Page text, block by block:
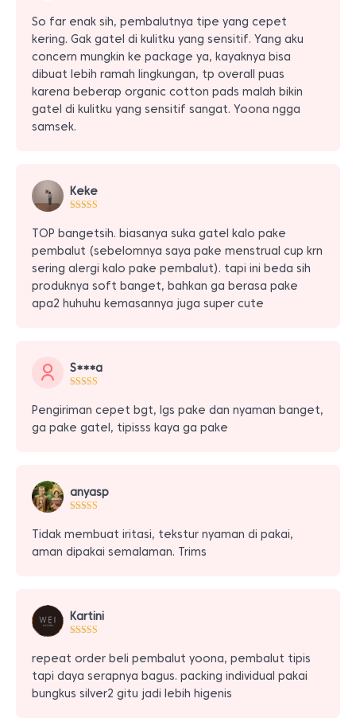
So far enak sih, pembalutnya tipe yang cepet
kering. Gak gatel di kulitku yang sensitif. Yang aku
concern mungkin ke package ya, kayaknya bisa
dibuat lebih ramah lingkungan, tp overall puas
karena beberap organic cotton pads malah bikin
gatel di kulitku yang sensitif sangat. Yoona ngga
samsek.
Keke
TOP bangetsih. biasanya suka gatel kalo pake
pembalut (sebelomnya saya pake menstrual cup krn
sering alergi kalo pake pembalut). tapi ini beda sih
produknya soft banget, bahkan ga berasa pake
apa2 huhuhu kemasannya juga super cute
S***a
Pengiriman cepet bgt, lgs pake dan nyaman banget,
ga pake gatel, tipisss kaya ga pake
anyasp
Tidak membuat iritasi, tekstur nyaman di pakai,
aman dipakai semalaman. Trims
Kartini
repeat order beli pembalut yoona, pembalut tipis
tapi daya serapnya bagus. packing individual pakai
bungkus silver2 gitu jadi lebih higenis